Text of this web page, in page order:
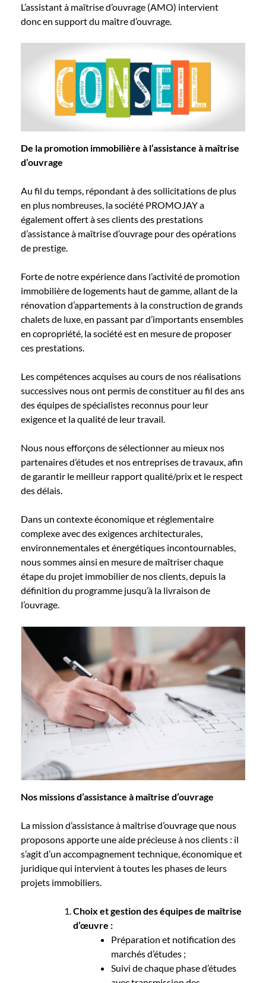
L’assistant à maîtrise d’ouvrage (AMO) intervient
donc en support du maître d’ouvrage.
De la promotion immobilière à l’assistance à maîtrise
d’ouvrage
Au fil du temps, répondant à des sollicitations de plus
en plus nombreuses, la société PROMOJAY a
également offert à ses clients des prestations
d’assistance à maîtrise d’ouvrage pour des opérations
de prestige.
Forte de notre expérience dans l’activité de promotion
immobilière de logements haut de gamme, allant de la
rénovation d’appartements à la construction de grands
chalets de luxe, en passant par d’importants ensembles
en copropriété, la société est en mesure de proposer
ces prestations.
Les compétences acquises au cours de nos réalisations
successives nous ont permis de constituer au fil des ans
des équipes de spécialistes reconnus pour leur
exigence et la qualité de leur travail.
Nous nous efforçons de sélectionner au mieux nos
partenaires d’études et nos entreprises de travaux, afin
de garantir le meilleur rapport qualité/prix et le respect
des délais.
Dans un contexte économique et réglementaire
complexe avec des exigences architecturales,
environnementales et énergétiques incontournables,
nous sommes ainsi en mesure de maîtriser chaque
étape du projet immobilier de nos clients, depuis la
définition du programme jusqu’à la livraison de
l’ouvrage.
Nos missions d’assistance à maîtrise d’ouvrage
La mission d’assistance à maîtrise d’ouvrage que nous
proposons apporte une aide précieuse à nos clients : il
s’agit d’un accompagnement technique, économique et
juridique qui intervient à toutes les phases de leurs
projets immobiliers.
Choix et gestion des équipes de maîtrise
d’œuvre :
Préparation et notification des
marchés d’études ;
Suivi de chaque phase d’études